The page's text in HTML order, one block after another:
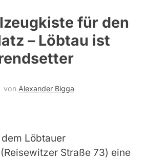
für den
– Löbtau ist
von Alexander Bigga
Löbtauer
Straße 73) eine